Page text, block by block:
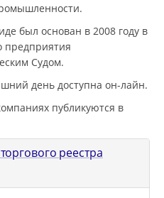
был основан в 2008 году в
предприятия
Судом.
день доступна он-лайн.
публикуются в
реестра